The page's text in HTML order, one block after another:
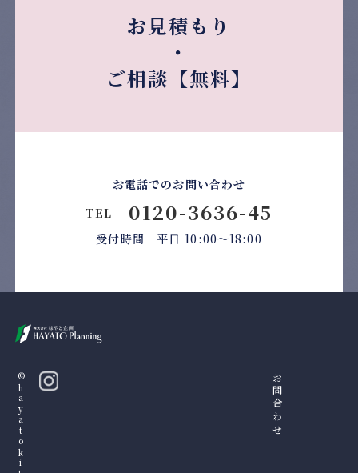
お見積もり
・
ご相談【無料】
お電話でのお問い合わせ
TEL
0120-3636-45
受付時間 平日 10:00〜18:00
お問合わせ